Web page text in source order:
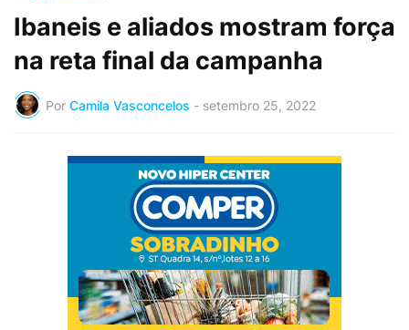
Ibaneis e aliados mostram força
na reta final da campanha
Por Camila Vasconcelos - setembro 25, 2022